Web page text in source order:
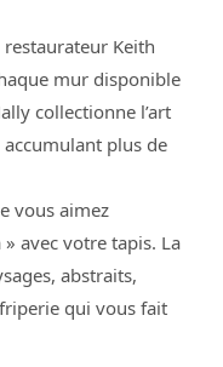
Keith
mur disponible
collectionne l’art
plus de
vous aimez
avec votre tapis. La
abstraits,
qui vous fait